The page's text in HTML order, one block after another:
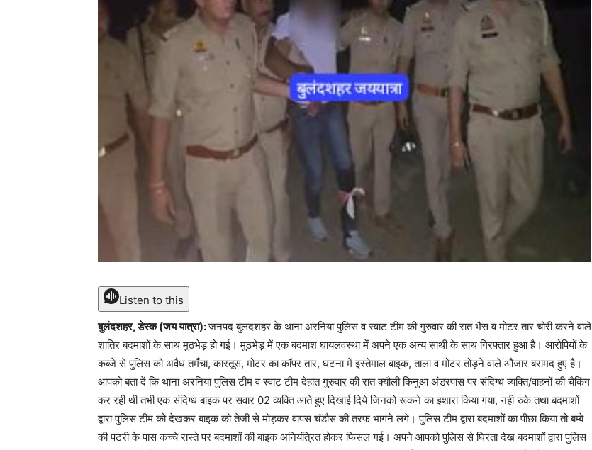
Listen to this
बुलंदशहर, डेस्क (जय यात्रा):जनपद बुलंदशहर के थाना अरनिया पुलिस व स्वाट टीम की गुरुवार की रात भैंस व मोटर तार चोरी करने वाले
शातिर बदमाशों के साथ मुठभेड़ हो गई। मुठभेड़ में एक बदमाश घायलवस्था में अपने एक अन्य साथी के साथ गिरफ्तार हुआ है। आरोपियों के
कब्जे से पुलिस को अवैध तमँचा, कारतूस, मोटर का कॉपर तार, घटना में इस्तेमाल बाइक, ताला व मोटर तोड़ने वाले औजार बरामद हुए है।
आपको बता दें कि थाना अरनिया पुलिस टीम व स्वाट टीम देहात गुरुवार की रात क्यौली किनुआ अंडरपास पर संदिग्ध व्यक्ति/वाहनों की चैकिंग
कर रही थी तभी एक संदिग्ध बाइक पर सवार 02 व्यक्ति आते हुए दिखाई दिये जिनको रूकने का इशारा किया गया, नही रुके तथा बदमाशों
द्वारा पुलिस टीम को देखकर बाइक को तेजी से मोड़कर वापस चंडौस की तरफ भागने लगे। पुलिस टीम द्वारा बदमाशों का पीछा किया तो बम्बे
की पटरी के पास कच्चे रास्ते पर बदमाशों की बाइक अनियंत्रित होकर फिसल गई। अपने आपको पुलिस से घिरता देख बदमाशों द्वारा पुलिस